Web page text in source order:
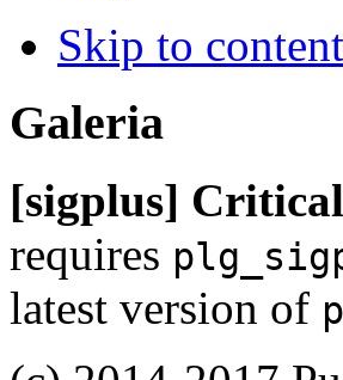
Skip to content
Galeria
[sigplus]
requires
latest version of